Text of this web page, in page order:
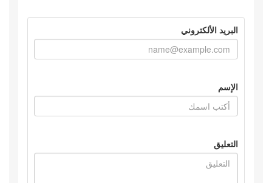
البريد الألكتروني
الإسم
التعليق